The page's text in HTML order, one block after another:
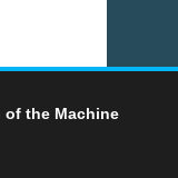
of the Machine